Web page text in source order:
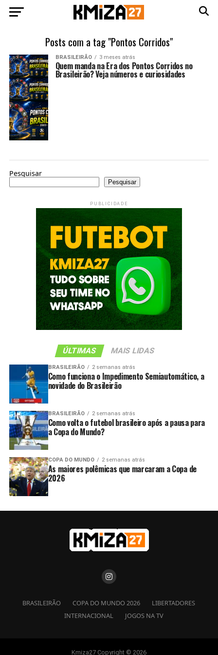
Posts com a tag "Pontos Corridos"
BRASILEIRÃO 3 meses atrás
Quem manda na Era dos Pontos Corridos no
Brasileirão? Veja números e curiosidades
Pesquisar
Pesquisar
PUBLICIDADE
ÚLTIMAS MAIS LIDAS
BRASILEIRÃO 2 semanas atrás
Como funciona o Impedimento Semiautomático, a
novidade do Brasileirão
BRASILEIRÃO 2 semanas atrás
Como volta o futebol brasileiro após a pausa para
a Copa do Mundo?
COPA DO MUNDO 2 semanas atrás
As maiores polêmicas que marcaram a Copa de
2026
BRASILEIRÃO COPA DO MUNDO 2026
LIBERTADORES
INTERNACIONAL
JOGOS NA TV
Kmiza27 Copyright © 2026